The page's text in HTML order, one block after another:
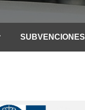
SUBVENCIONES